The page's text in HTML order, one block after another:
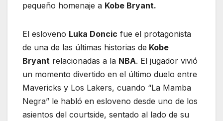
pequeño homenaje a Kobe Bryant.
El esloveno Luka Doncic fue el protagonista
de una de las últimas historias de Kobe
Bryant relacionadas a la NBA. El jugador vivió
un momento divertido en el último duelo entre
Mavericks y Los Lakers, cuando “La Mamba
Negra” le habló en esloveno desde uno de los
asientos del courtside, sentado al lado de su